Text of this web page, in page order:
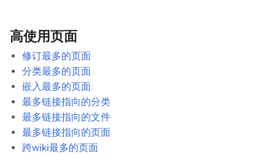
高使用页面
修订最多的页面
分类最多的页面
嵌入最多的页面
最多链接指向的分类
最多链接指向的文件
最多链接指向的页面
跨wiki最多的页面